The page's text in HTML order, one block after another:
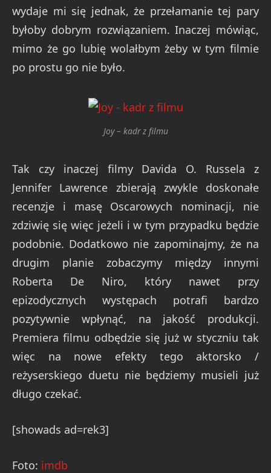
wydaje mi się jednak, że przełamanie tej pary
byłoby dobrym rozwiązaniem. Inaczej mówiąc,
mimo że go lubię wolałbym żeby w tym filmie
po prostu go nie było.
Joy – kadr z filmu
Tak czy inaczej filmy Davida O. Russela z
Jennifer Lawrence zbierają zwykle doskonałe
recenzje i masę Oscarowych nominacji, nie
zdziwię się więc jeżeli i w tym przypadku będzie
podobnie. Dodatkowo nie zapominajmy, że na
drugim planie zobaczymy między innymi
Roberta De Niro, który nawet przy
epizodycznych występach potrafi bardzo
pozytywnie wpłynąć, na jakość produkcji.
Premiera filmu odbędzie się już w styczniu tak
więc na nowe efekty tego aktorsko /
reżyserskiego duetu nie będziemy musieli już
długo czekać.
[showads ad=rek3]
Foto: imdb